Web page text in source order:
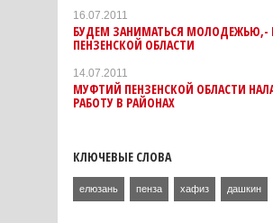
16.07.2011
БУДЕМ ЗАНИМАТЬСЯ
ПЕНЗЕНСКОЙ ОБЛАСТИ
14.07.2011
МУФТИЙ ПЕНЗЕНСКОЙ ОБЛАСТИ
РАБОТУ В РАЙОНАХ
КЛЮЧЕВЫЕ СЛОВА
елюзань пенза хафиз дашкин